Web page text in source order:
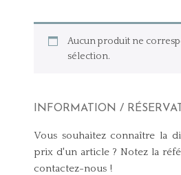
Aucun produit ne
sélection.
INFORMATION /
Vous souhaitez connaître la
prix d'un article ? Notez la
contactez-nous !